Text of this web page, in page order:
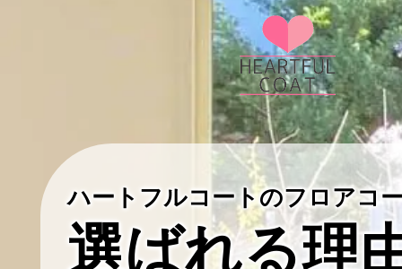
ハートフルコートのフロアコ
選ばれる理